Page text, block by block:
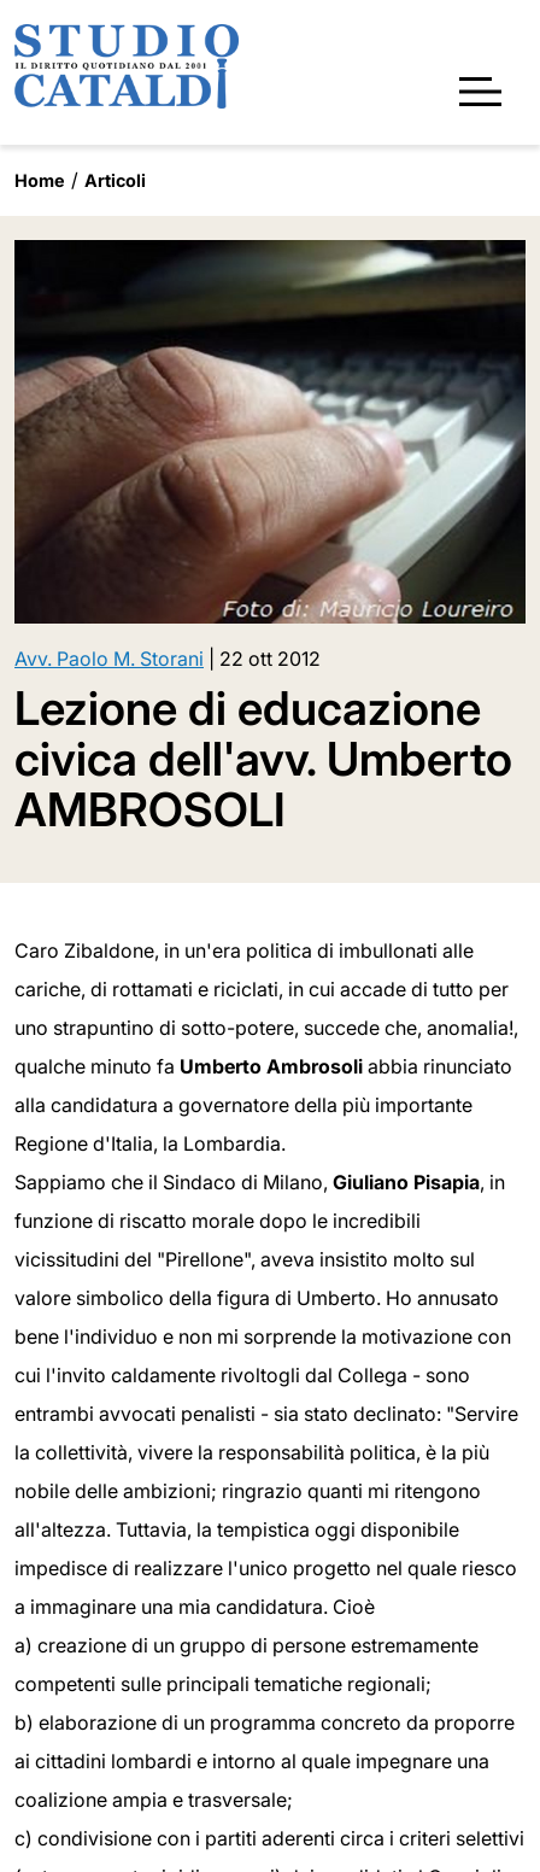
Home Articoli
Avv. Paolo M. Storani 22 ott 2012
Lezione di educazione
civica dell'avv. Umberto
AMBROSOLI
Caro Zibaldone, in un'era politica di imbullonati alle
cariche, di rottamati e riciclati, in cui accade di tutto per
uno strapuntino di sotto-potere, succede che, anomalia!,
qualche minuto fa Umberto Ambrosoli abbia rinunciato
alla candidatura a governatore della più importante
Regione d'Italia, la Lombardia.
Sappiamo che il Sindaco di Milano, Giuliano Pisapia, in
funzione di riscatto morale dopo le incredibili
vicissitudini del "Pirellone", aveva insistito molto sul
valore simbolico della figura di Umberto. Ho annusato
bene l'individuo e non mi sorprende la motivazione con
cui l'invito caldamente rivoltogli dal Collega - sono
entrambi avvocati penalisti - sia stato declinato: "Servire
la collettività, vivere la responsabilità politica, è la più
nobile delle ambizioni; ringrazio quanti mi ritengono
all'altezza. Tuttavia, la tempistica oggi disponibile
impedisce di realizzare l'unico progetto nel quale riesco
a immaginare una mia candidatura. Cioè
a) creazione di un gruppo di persone estremamente
competenti sulle principali tematiche regionali;
b) elaborazione di un programma concreto da proporre
ai cittadini lombardi e intorno al quale impegnare una
coalizione ampia e trasversale;
c) condivisione con i partiti aderenti circa i criteri selettivi